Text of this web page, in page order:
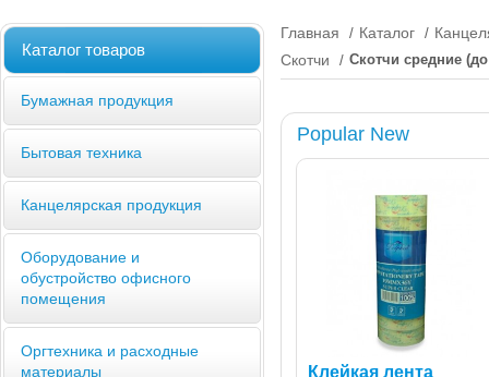
Каталог товаров
Бумажная продукция
Бытовая техника
Канцелярская продукция
Оборудование и
обустройство офисного
помещения
Оргтехника и расходные
материалы
Главная / Каталог /
Скотчи
/ Скотчи средние
Popular New
Клейкая лента